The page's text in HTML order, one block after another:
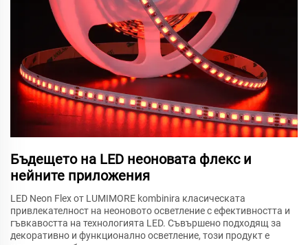
Бъдещето на LED неоновата флекс и
нейните приложения
LED Neon Flex от LUMIMORE kombinira класическата
привлекателност на неоновото осветление с ефективността и
гъвкавостта на технологията LED. Съвършено подходящ за
декоративно и функционално осветление, този продукт е